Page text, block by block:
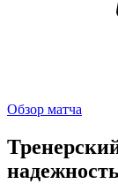
Обзор матча
надежность